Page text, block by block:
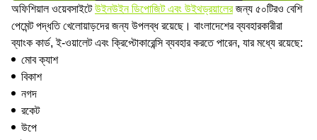
অফিশিয়াল ওয়েবসাইটেউইনউইন ডিপোজিট এবং উইথড্রয়ালেরজন্য ৫০টিরও বেশি
পেমেন্ট পদ্ধতি খেলোয়াড়দের জন্য উপলব্ধ রয়েছে। বাংলাদেশের ব্যবহারকারীরা
ব্যাংক কার্ড, ই-ওয়ালেট এবং ক্রিপ্টোকারেন্সি ব্যবহার করতে পারেন, যার মধ্যে রয়েছে:
মোব ক্যাশ
বিকাশ
নগদ
রকেট
উপে